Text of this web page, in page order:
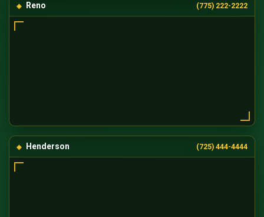
Reno (775) 222-2222
Henderson (725) 444-4444